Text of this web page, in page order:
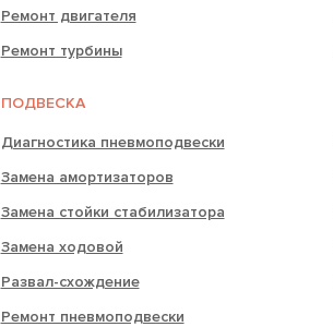
Ремонт двигателя
Ремонт турбины
ПОДВЕСКА
Диагностика пневмоподвески
Замена амортизаторов
Замена стойки стабилизатора
Замена ходовой
Развал-схождение
Ремонт пневмоподвески